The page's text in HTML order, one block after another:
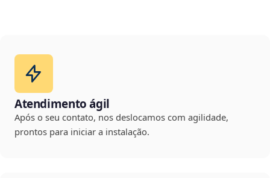
Atendimento ágil
Após o seu contato, nos deslocamos com agilidade,
prontos para iniciar a instalação.